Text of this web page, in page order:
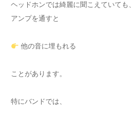
ヘッドホンでは綺麗に聞こえていても、
アンプを通すと
他の音に埋もれる
ことがあります。
特にバンドでは、